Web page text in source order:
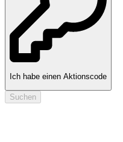
Ich habe einen Aktionscode
Suchen